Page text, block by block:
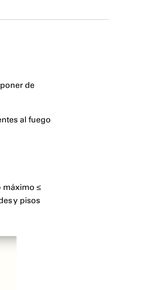
de
al fuego
máximo ≤
y pisos